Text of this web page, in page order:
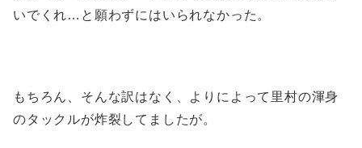
いでくれ…と願わずにはいられなかった。
もちろん、そんな訳はなく、よりによって里村の渾身
のタックルが炸裂してましたが。